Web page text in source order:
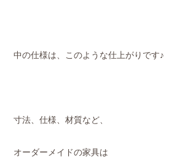
中の仕様は、このような仕上がりです♪
寸法、仕様、材質など、
オーダーメイドの家具は